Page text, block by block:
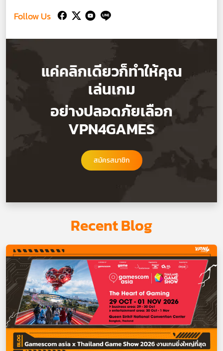
Follow Us
แค่คลิกเดียวก็ทำให้คุณ
เล่นเกม
อย่างปลอดภัยเลือก
VPN4GAMES
สมัครสมาชิก
Recent Blog